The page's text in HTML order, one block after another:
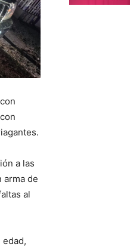
a las
arma de
al
edad,